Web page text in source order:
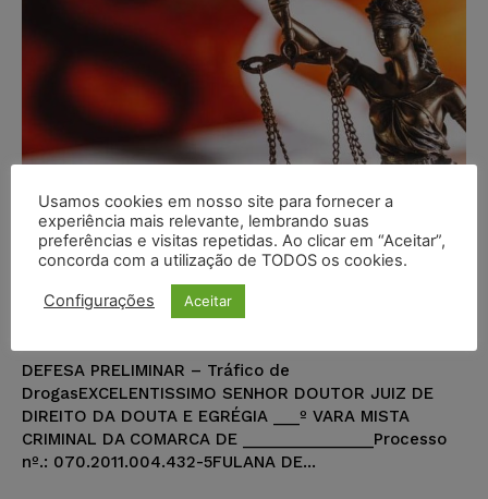
Modelo de Defesa Preliminar –
Tráfico de Drogas
MODELOS DE PETIÇÃO Markus Samuel Leite Norat
DEFESA PRELIMINAR – Tráfico de
DrogasEXCELENTISSIMO SENHOR DOUTOR JUIZ DE
DIREITO DA DOUTA E EGRÉGIA ___º VARA MISTA
CRIMINAL DA COMARCA DE _______________Processo
nº.: 070.2011.004.432-5FULANA DE...
Usamos cookies em nosso site para fornecer a
experiência mais relevante, lembrando suas
preferências e visitas repetidas. Ao clicar em “Aceitar”,
concorda com a utilização de TODOS os cookies.
Configurações Aceitar